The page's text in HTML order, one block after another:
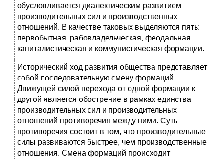
обусловливается диалектическим развитием
производительных сил и производственных
отношений. В качестве таковых выделяются пять:
первобытная, рабовладельческая, феодальная,
капиталистическая и коммунистическая формации.
Исторический ход развития общества представляет
собой последовательную смену формаций.
Движущей силой перехода от одной формации к
другой является обострение в рамках единства
производительных сил и производительных
отношений противоречия между ними. Суть
противоречия состоит в том, что производительные
силы развиваются быстрее, чем производственные
отношения. Смена формаций происходит